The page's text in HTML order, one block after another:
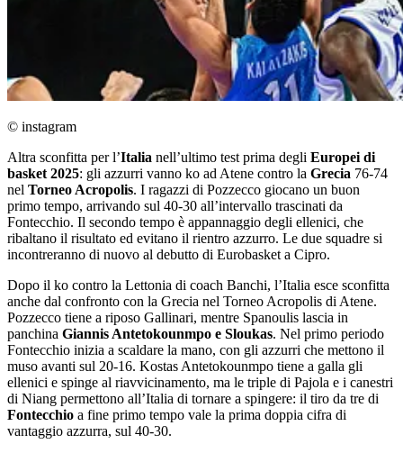
© instagram
Altra sconfitta per l’Italia nell’ultimo test prima degli Europei di
basket 2025: gli azzurri vanno ko ad Atene contro la Grecia 76-74
nel Torneo Acropolis. I ragazzi di Pozzecco giocano un buon
primo tempo, arrivando sul 40-30 all’intervallo trascinati da
Fontecchio. Il secondo tempo è appannaggio degli ellenici, che
ribaltano il risultato ed evitano il rientro azzurro. Le due squadre si
incontreranno di nuovo al debutto di Eurobasket a Cipro.
Dopo il ko contro la Lettonia di coach Banchi, l’Italia esce sconfitta
anche dal confronto con la Grecia nel Torneo Acropolis di Atene.
Pozzecco tiene a riposo Gallinari, mentre Spanoulis lascia in
panchina Giannis Antetokounmpo e Sloukas. Nel primo periodo
Fontecchio inizia a scaldare la mano, con gli azzurri che mettono il
muso avanti sul 20-16. Kostas Antetokounmpo tiene a galla gli
ellenici e spinge al riavvicinamento, ma le triple di Pajola e i canestri
di Niang permettono all’Italia di tornare a spingere: il tiro da tre di
Fontecchio a fine primo tempo vale la prima doppia cifra di
vantaggio azzurra, sul 40-30.